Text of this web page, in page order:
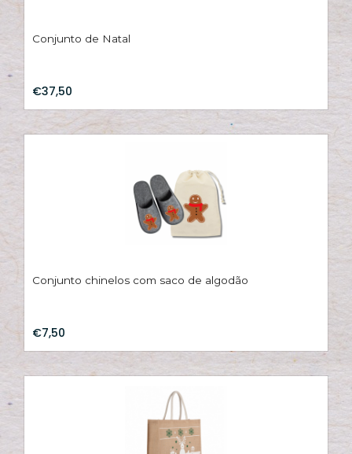
Conjunto de Natal
€37,50
Conjunto chinelos com saco de algodão
€7,50